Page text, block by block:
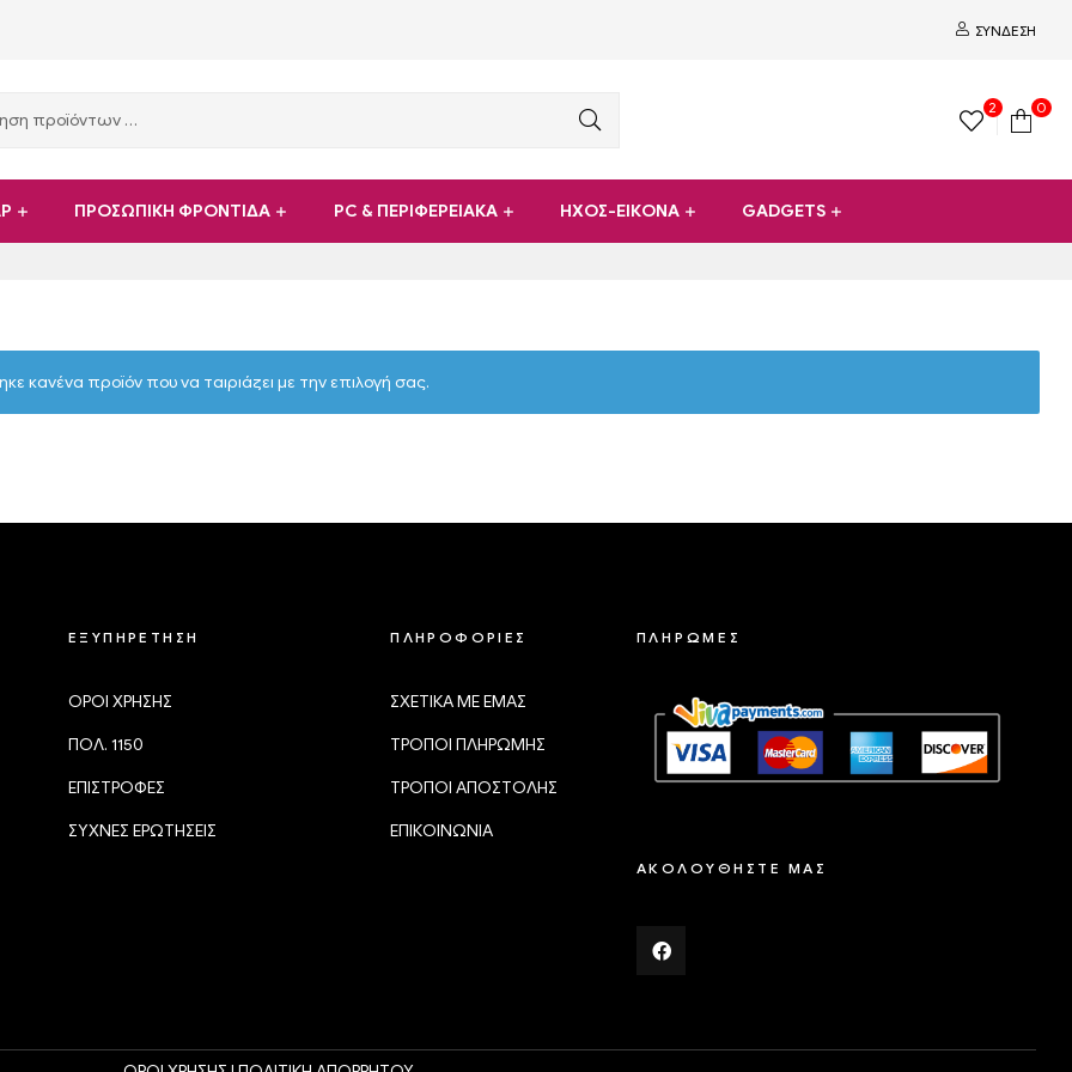
ΣΎΝΔΕΣΗ
2 0
ΠΡΟΣΩΠΙΚΗ ΦΡΟΝΤΙΔΑ PC & ΠΕΡΙΦΕΡΕΙΑΚΑ ΗΧΟΣ-ΕΙΚΟΝΑ GADGETS
κανένα προϊόν που να ταιριάζει με την επιλογή σας.
ΕΞΥΠΗΡΕΤΗΣΗ
ΟΡΟΙ ΧΡΗΣΗΣ
ΠΟΛ. 1150
ΕΠΙΣΤΡΟΦΕΣ
ΣΥΧΝΕΣ ΕΡΩΤΗΣΕΙΣ
ΠΛΗΡΟΦΟΡΙΕΣ
ΣΧΕΤΙΚΑ ΜΕ ΕΜΑΣ
ΤΡΟΠΟΙ ΠΛΗΡΩΜΗΣ
ΤΡΟΠΟΙ ΑΠΟΣΤΟΛΗΣ
ΕΠΙΚΟΙΝΩΝΙΑ
ΠΛΗΡΩΜΕΣ
ΑΚΟΛΟΥΘΗΣΤΕ ΜΑΣ